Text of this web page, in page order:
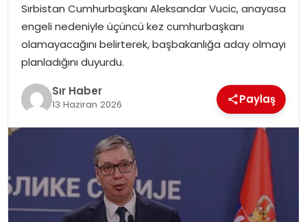
SIYASET
EĞITIM
YAŞAM
Sırbistan Cumhurbaşkanı Aleksandar Vucic, anayasa
engeli nedeniyle üçüncü kez cumhurbaşkanı
olamayacağını belirterek, başbakanlığa aday olmayı
planladığını duyurdu.
Sır Haber
13 Haziran 2026 Paylaş